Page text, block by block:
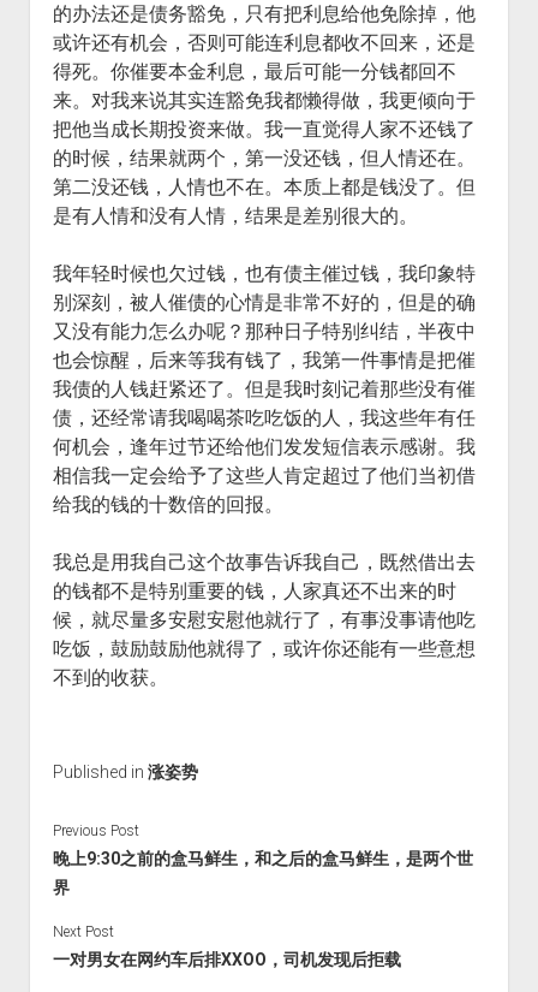
的办法还是债务豁免，只有把利息给他免除掉，他
或许还有机会，否则可能连利息都收不回来，还是
得死。你催要本金利息，最后可能一分钱都回不
来。对我来说其实连豁免我都懒得做，我更倾向于
把他当成长期投资来做。我一直觉得人家不还钱了
的时候，结果就两个，第一没还钱，但人情还在。
第二没还钱，人情也不在。本质上都是钱没了。但
是有人情和没有人情，结果是差别很大的。
我年轻时候也欠过钱，也有债主催过钱，我印象特
别深刻，被人催债的心情是非常不好的，但是的确
又没有能力怎么办呢？那种日子特别纠结，半夜中
也会惊醒，后来等我有钱了，我第一件事情是把催
我债的人钱赶紧还了。但是我时刻记着那些没有催
债，还经常请我喝喝茶吃吃饭的人，我这些年有任
何机会，逢年过节还给他们发发短信表示感谢。我
相信我一定会给予了这些人肯定超过了他们当初借
给我的钱的十数倍的回报。
我总是用我自己这个故事告诉我自己，既然借出去
的钱都不是特别重要的钱，人家真还不出来的时
候，就尽量多安慰安慰他就行了，有事没事请他吃
吃饭，鼓励鼓励他就得了，或许你还能有一些意想
不到的收获。
Published in 涨姿势
Previous Post
晚上9:30之前的盒马鲜生，和之后的盒马鲜生，是两个世
界
Next Post
一对男女在网约车后排XXOO，司机发现后拒载